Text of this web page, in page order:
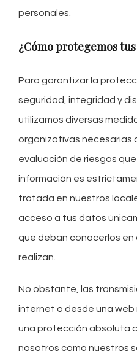
personales.
¿Cómo protegemos
Para garantizar la
seguridad, integridad y
utilizamos diversas
organizativas necesarias
evaluación de riesgos
información es
tratada en nuestros
acceso a tus datos
que deban conocerlos
realizan.
No obstante, las
internet o desde una
una protección absoluta
nosotros como nuestros